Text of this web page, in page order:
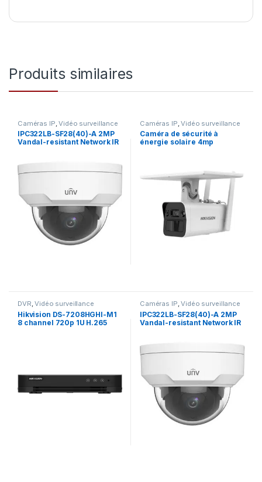
Produits similaires
Caméras IP ,Vidéo surveillance
IPC322LB-SF28(40)-A 2MP
Vandal-resistant Network IR
Caméras IP ,Vidéo surveillance
Caméra de sécurité à
énergie solaire 4mp
DVR,Vidéo surveillance
Hikvision DS-7208HGHI-M1
8 channel 720p 1U H.265
Caméras IP,Vidéo surveillance
IPC322LB-SF28(40)-A 2MP
Vandal-resistant Network IR